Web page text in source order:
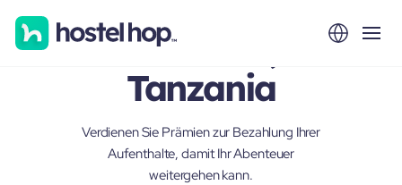
Zanzibar,
Tanzania
Verdienen Sie Prämien zur Bezahlung Ihrer
Aufenthalte, damit Ihr Abenteuer
weitergehen kann.